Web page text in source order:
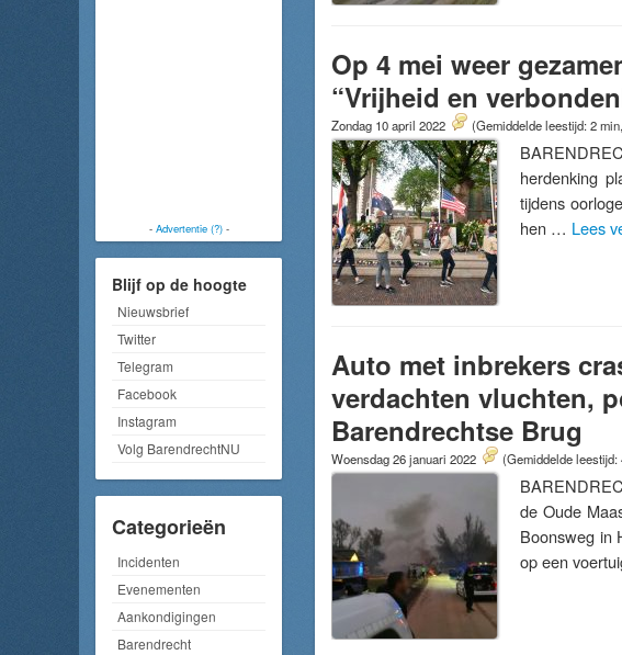
- Advertentie (?)-
Blijf op de hoogte
Nieuwsbrief
Twitter
Telegram
Facebook
Instagram
Volg BarendrechtNU
Categorieën
Incidenten
Evenementen
Aankondigingen
Barendrecht
Op 4 mei weer
“Vrijheid en
Zondag 10 april 2022 (Gemiddelde leestijd: 2
herdenking
tijdens
hen … Lees
Auto met inbrekers
verdachten vluchten,
Barendrechtse Brug
Woensdag 26 januari 2022 (Gemiddelde leestijd:
de Oude
Boonsweg in
op een